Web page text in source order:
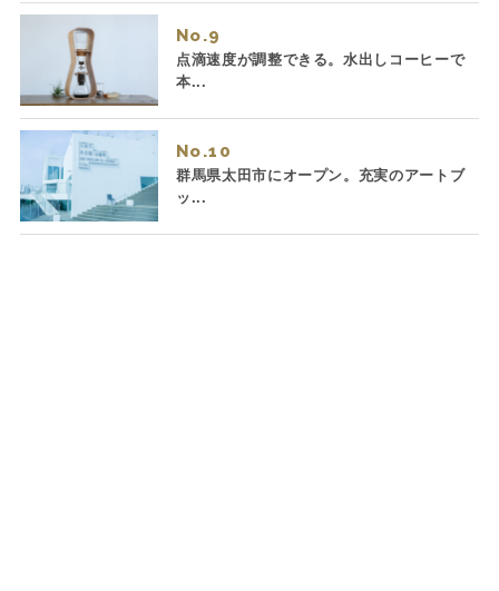
No.
点滴速度が調整できる。水出しコーヒーで
本...
No.
群馬県太田市にオープン。充実のアートブ
ッ...